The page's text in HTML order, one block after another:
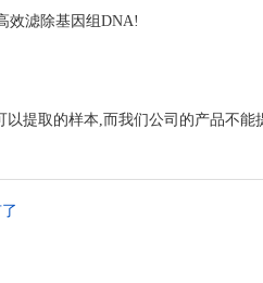
效滤除基因组DNA!
提取的样本,而我们公司的产品不能